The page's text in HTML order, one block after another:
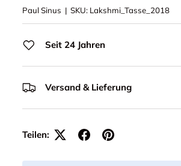
Paul Sinus |SKU: Lakshmi_Tasse_2018
Seit 24 Jahren
Versand & Lieferung
Teilen: